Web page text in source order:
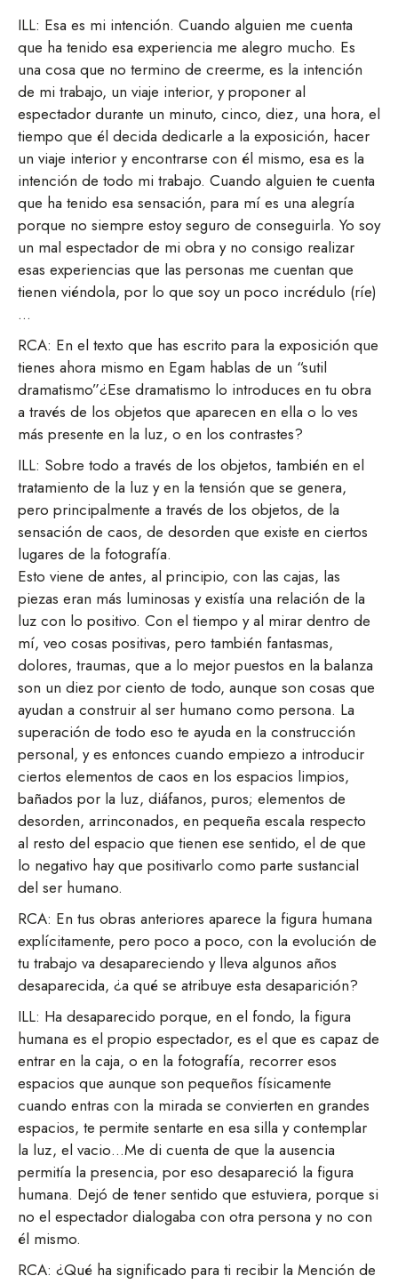
ILL: Esa es mi intención. Cuando alguien me cuenta
que ha tenido esa experiencia me alegro mucho. Es
una cosa que no termino de creerme, es la intención
de mi trabajo, un viaje interior, y proponer al
espectador durante un minuto, cinco, diez, una hora, el
tiempo que él decida dedicarle a la exposición, hacer
un viaje interior y encontrarse con él mismo, esa es la
intención de todo mi trabajo. Cuando alguien te cuenta
que ha tenido esa sensación, para mí es una alegría
porque no siempre estoy seguro de conseguirla. Yo soy
un mal espectador de mi obra y no consigo realizar
esas experiencias que las personas me cuentan que
tienen viéndola, por lo que soy un poco incrédulo (ríe)
…
RCA: En el texto que has escrito para la exposición que
tienes ahora mismo en Egam hablas de un “sutil
dramatismo”¿Ese dramatismo lo introduces en tu obra
a través de los objetos que aparecen en ella o lo ves
más presente en la luz, o en los contrastes?
ILL: Sobre todo a través de los objetos, también en el
tratamiento de la luz y en la tensión que se genera,
pero principalmente a través de los objetos, de la
sensación de caos, de desorden que existe en ciertos
lugares de la fotografía.
Esto viene de antes, al principio, con las cajas, las
piezas eran más luminosas y existía una relación de la
luz con lo positivo. Con el tiempo y al mirar dentro de
mí, veo cosas positivas, pero también fantasmas,
dolores, traumas, que a lo mejor puestos en la balanza
son un diez por ciento de todo, aunque son cosas que
ayudan a construir al ser humano como persona. La
superación de todo eso te ayuda en la construcción
personal, y es entonces cuando empiezo a introducir
ciertos elementos de caos en los espacios limpios,
bañados por la luz, diáfanos, puros; elementos de
desorden, arrinconados, en pequeña escala respecto
al resto del espacio que tienen ese sentido, el de que
lo negativo hay que positivarlo como parte sustancial
del ser humano.
RCA: En tus obras anteriores aparece la figura humana
explícitamente, pero poco a poco, con la evolución de
tu trabajo va desapareciendo y lleva algunos años
desaparecida, ¿a qué se atribuye esta desaparición?
ILL: Ha desaparecido porque, en el fondo, la figura
humana es el propio espectador, es el que es capaz de
entrar en la caja, o en la fotografía, recorrer esos
espacios que aunque son pequeños físicamente
cuando entras con la mirada se convierten en grandes
espacios, te permite sentarte en esa silla y contemplar
la luz, el vacio…Me di cuenta de que la ausencia
permitía la presencia, por eso desapareció la figura
humana. Dejó de tener sentido que estuviera, porque si
no el espectador dialogaba con otra persona y no con
él mismo.
RCA: ¿Qué ha significado para ti recibir la Mención de